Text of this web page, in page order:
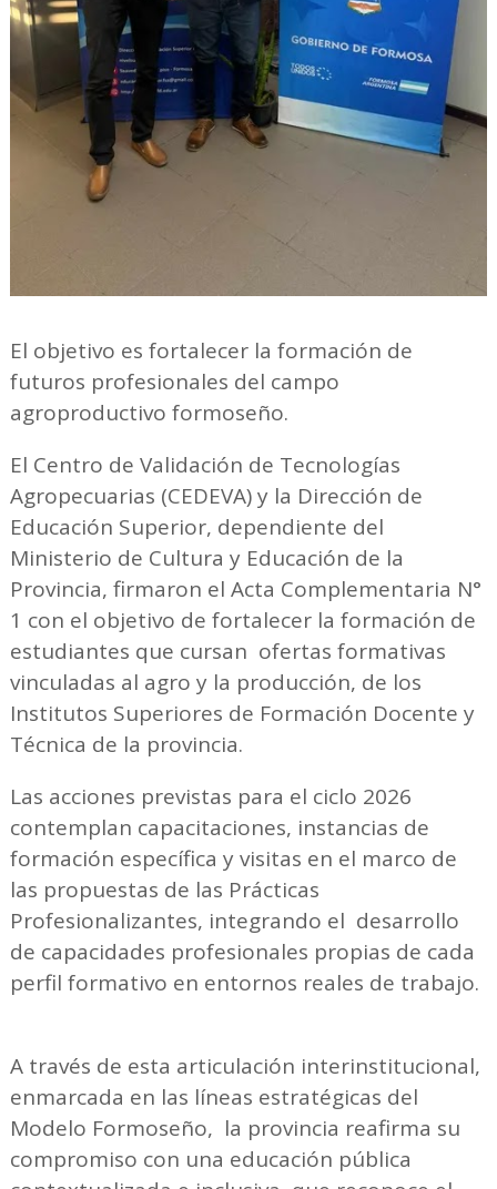
El objetivo es fortalecer la formación de
futuros profesionales del campo
agroproductivo formoseño.
El Centro de Validación de Tecnologías
Agropecuarias (CEDEVA) y la Dirección de
Educación Superior, dependiente del
Ministerio de Cultura y Educación de la
Provincia, firmaron el Acta Complementaria N°
1 con el objetivo de fortalecer la formación de
estudiantes que cursan ofertas formativas
vinculadas al agro y la producción, de los
Institutos Superiores de Formación Docente y
Técnica de la provincia.
Las acciones previstas para el ciclo 2026
contemplan capacitaciones, instancias de
formación específica y visitas en el marco de
las propuestas de las Prácticas
Profesionalizantes, integrando el desarrollo
de capacidades profesionales propias de cada
perfil formativo en entornos reales de trabajo.
A través de esta articulación interinstitucional,
enmarcada en las líneas estratégicas del
Modelo Formoseño, la provincia reafirma su
compromiso con una educación pública